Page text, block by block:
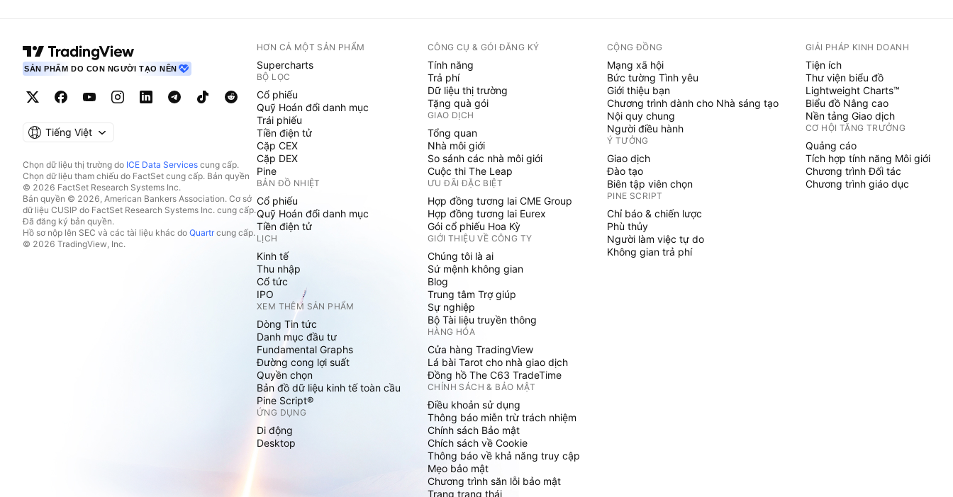
SẢN PHẨM DO CON NGƯỜI TẠO NÊN
Tiếng Việt
Chọn dữ liệu thị trường do ICE Data Services cung cấp.
Chọn dữ liệu tham chiếu do FactSet cung cấp. Bản quyền
© 2026 FactSet Research Systems Inc.
Bản quyền © 2026, American Bankers Association. Cơ sở
dữ liệu CUSIP do FactSet Research Systems Inc. cung cấp.
Đã đăng ký bản quyền.
Hồ sơ nộp lên SEC và các tài liệu khác do Quartrcung cấp.
© 2026 TradingView, Inc.
HƠN CẢ MỘT SẢN PHẨM
Supercharts
BỘ LỌC
Cổ phiếu
Quỹ Hoán đổi danh mục
Trái phiếu
Tiền điện tử
Cặp CEX
Cặp DEX
Pine
BẢN ĐỒ NHIỆT
Cổ phiếu
Quỹ Hoán đổi danh mục
Tiền điện tử
LỊCH
Kinh tế
Thu nhập
Cổ tức
IPO
XEM THÊM SẢN PHẨM
Dòng Tin tức
Danh mục đầu tư
Fundamental Graphs
Đường cong lợi suất
Quyền chọn
Bản đồ dữ liệu kinh tế toàn cầu
Pine Script®
ỨNG DỤNG
Di động
Desktop
CÔNG CỤ & GÓI ĐĂNG KÝ
Tính năng
Trả phí
Dữ liệu thị trường
Tặng quà gói
GIAO DỊCH
Tổng quan
Nhà môi giới
So sánh các nhà môi giới
Cuộc thi The Leap
ƯU ĐÃI ĐẶC BIỆT
Hợp đồng tương lai CME Group
Hợp đồng tương lai Eurex
Gói cổ phiếu Hoa Kỳ
GIỚI THIỆU VỀ CÔNG TY
Chúng tôi là ai
Sứ mệnh không gian
Blog
Trung tâm Trợ giúp
Sự nghiệp
Bộ Tài liệu truyền thông
HÀNG HÓA
Cửa hàng TradingView
Lá bài Tarot cho nhà giao dịch
Đồng hồ The C63 TradeTime
CHÍNH SÁCH & BẢO MẬT
Điều khoản sử dụng
Thông báo miễn trừ trách nhiệm
Chính sách Bảo mật
Chích sách về Cookie
Thông báo về khả năng truy cập
Mẹo bảo mật
Chương trình săn lỗi bảo mật
Trang trạng thái
CỘNG ĐỒNG
Mạng xã hội
Bức tường Tình yêu
Giới thiệu bạn
Chương trình dành cho Nhà sáng tạo
Nội quy chung
Người điều hành
Ý TƯỞNG
Giao dịch
Đào tạo
Biên tập viên chọn
PINE SCRIPT
Chỉ báo & chiến lược
Phù thủy
Người làm việc tự do
Không gian trả phí
GIẢI PHÁP KINH DOANH
Tiện ích
Thư viện biểu đồ
Lightweight Charts™
Biểu đồ Nâng cao
Nền tảng Giao dịch
CƠ HỘI TĂNG TRƯỞNG
Quảng cáo
Tích hợp tính năng Môi giới
Chương trình Đối tác
Chương trình giáo dục